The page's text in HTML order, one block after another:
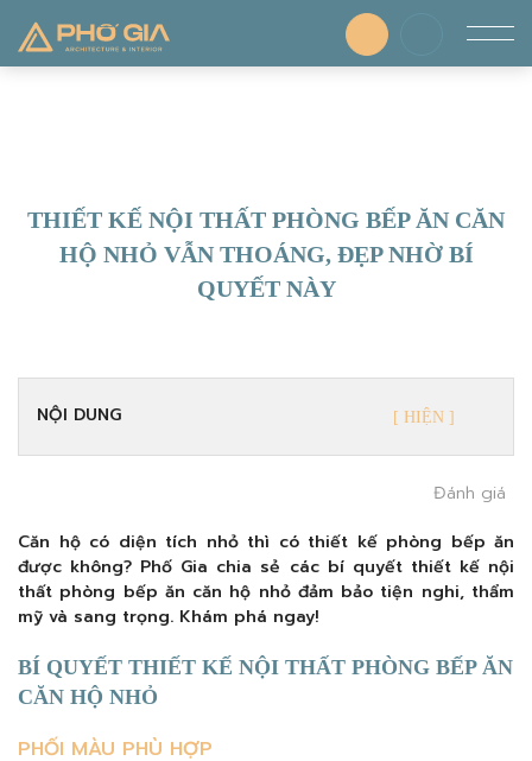
THIẾT KẾ NỘI THẤT PHÒNG BẾP ĂN CĂN
HỘ NHỎ VẪN THOÁNG, ĐẸP NHỜ BÍ
QUYẾT NÀY
NỘI DUNG
Đánh giá
Căn hộ có diện tích nhỏ thì có thiết kế phòng bếp ăn
được không? Phố Gia chia sẻ các bí quyết thiết kế nội
thất phòng bếp ăn căn hộ nhỏ đảm bảo tiện nghi, thẩm
mỹ và sang trọng. Khám phá ngay!
BÍ QUYẾT THIẾT KẾ NỘI THẤT PHÒNG BẾP ĂN
CĂN HỘ NHỎ
PHỐI MÀU PHÙ HỢP